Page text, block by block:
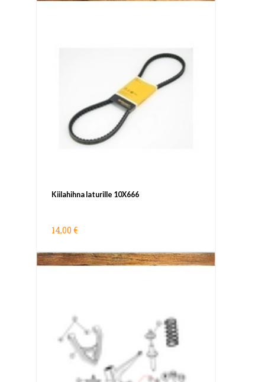
Kiilahihna laturille 10X666
14,00 €